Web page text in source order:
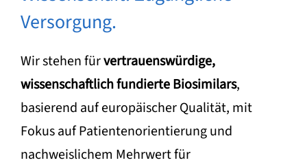
Versorgung.
Wir stehen fürvertrauenswürdige,
wissenschaftlich fundierte Biosimilars,
basierend auf europäischer Qualität, mit
Fokus auf Patientenorientierung und
nachweislichem Mehrwert für